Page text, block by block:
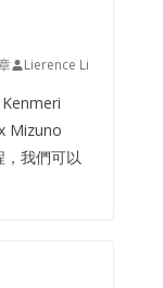
Lierence Li
Mizuno
我們可以